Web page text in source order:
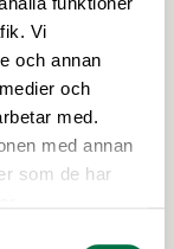
Vi
och annan
och
med.
med annan
som de har